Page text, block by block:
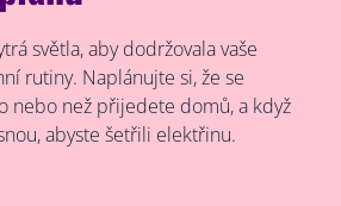
světla, aby dodržovala vaše
rutiny. Naplánujte si, že se
nebo než přijedete domů, a když
abyste šetřili elektřinu.